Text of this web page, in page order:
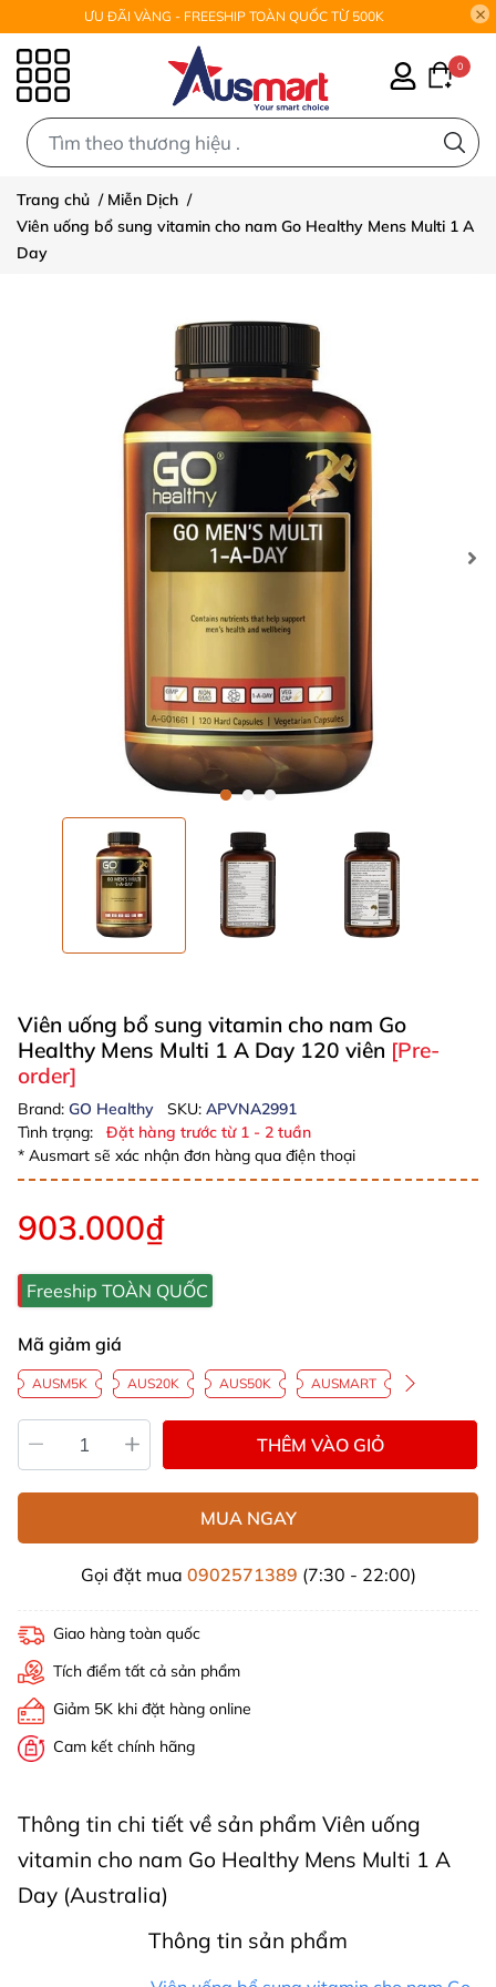
ƯU ĐÃI VÀNG - FREESHIP TOÀN QUỐC TỪ 500K
0
Trang chủ / Miễn Dịch /
Viên uống bổ sung vitamin cho nam Go Healthy Mens Multi 1 A
Day
Viên uống bổ sung vitamin cho nam Go
Healthy Mens Multi 1 A Day 120 viên [Pre-
order]
Brand: GO Healthy SKU: APVNA2991
Tình trạng:
Đặt hàng trước từ 1 - 2 tuần
* Ausmart sẽ xác nhận đơn hàng qua điện thoại
903.000₫
Freeship TOÀN QUỐC
Mã giảm giá
AUSM5K AUS20K AUS50K AUSMART
THÊM VÀO GIỎ
MUA NGAY
Gọi đặt mua 0902571389 (7:30 - 22:00)
Giao hàng toàn quốc
Tích điểm tất cả sản phẩm
Giảm 5K khi đặt hàng online
Cam kết chính hãng
Thông tin chi tiết về sản phẩm Viên uống
vitamin cho nam Go Healthy Mens Multi 1 A
Day (Australia)
Thông tin sản phẩm